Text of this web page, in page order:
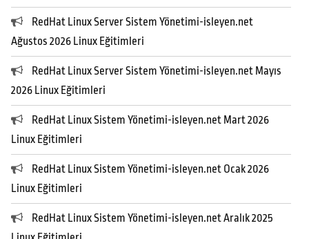
RedHat Linux Server Sistem Yönetimi-isleyen.net
Ağustos 2026 Linux Eğitimleri
RedHat Linux Server Sistem Yönetimi-isleyen.net Mayıs
2026 Linux Eğitimleri
RedHat Linux Sistem Yönetimi-isleyen.net Mart 2026
Linux Eğitimleri
RedHat Linux Sistem Yönetimi-isleyen.net Ocak 2026
Linux Eğitimleri
RedHat Linux Sistem Yönetimi-isleyen.net Aralık 2025